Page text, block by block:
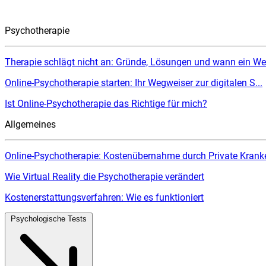
Psychotherapie
Therapie schlägt nicht an: Gründe, Lösungen und wann ein
Online-Psychotherapie starten: Ihr Wegweiser zur digitalen S...
Ist Online-Psychotherapie das Richtige für mich?
Allgemeines
Online-Psychotherapie: Kostenübernahme durch Private
Wie Virtual Reality die Psychotherapie verändert
Kostenerstattungsverfahren: Wie es funktioniert